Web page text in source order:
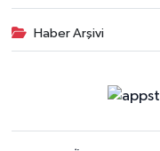
Haber Arşivi